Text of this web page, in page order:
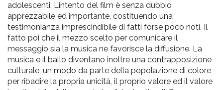
adolescenti. L’intento del film è senza dubbio
apprezzabile ed importante, costituendo una
testimonianza imprescindibile di fatti forse poco noti. Il
fatto poi che il mezzo scelto per comunicare il
messaggio sia la musica ne favorisce la diffusione. La
musica e il ballo diventano inoltre una contrapposizione
culturale, un modo da parte della popolazione di colore
per ribadire la propria unicità, il proprio valore ed il valore